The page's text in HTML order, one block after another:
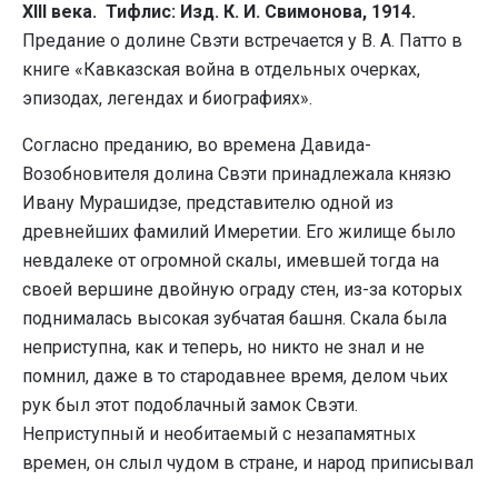
XIII века. Тифлис: Изд. К. И. Свимонова, 1914.
Предание о долине Свэти встречается у В. А. Патто в
книге «Кавказская война в отдельных очерках,
эпизодах, легендах и биографиях».
Согласно преданию, во времена Давида-
Возобновителя долина Свэти принадлежала князю
Ивану Мурашидзе, представителю одной из
древнейших фамилий Имеретии. Его жилище было
невдалеке от огромной скалы, имевшей тогда на
своей вершине двойную ограду стен, из-за которых
поднималась высокая зубчатая башня. Скала была
неприступна, как и теперь, но никто не знал и не
помнил, даже в то стародавнее время, делом чьих
рук был этот подоблачный замок Свэти.
Неприступный и необитаемый с незапамятных
времен, он слыл чудом в стране, и народ приписывал